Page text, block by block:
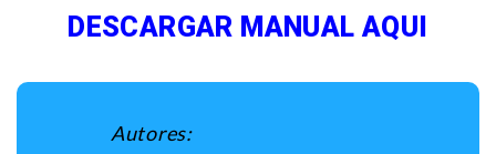
DESCARGAR MANUAL AQUI
Autores: